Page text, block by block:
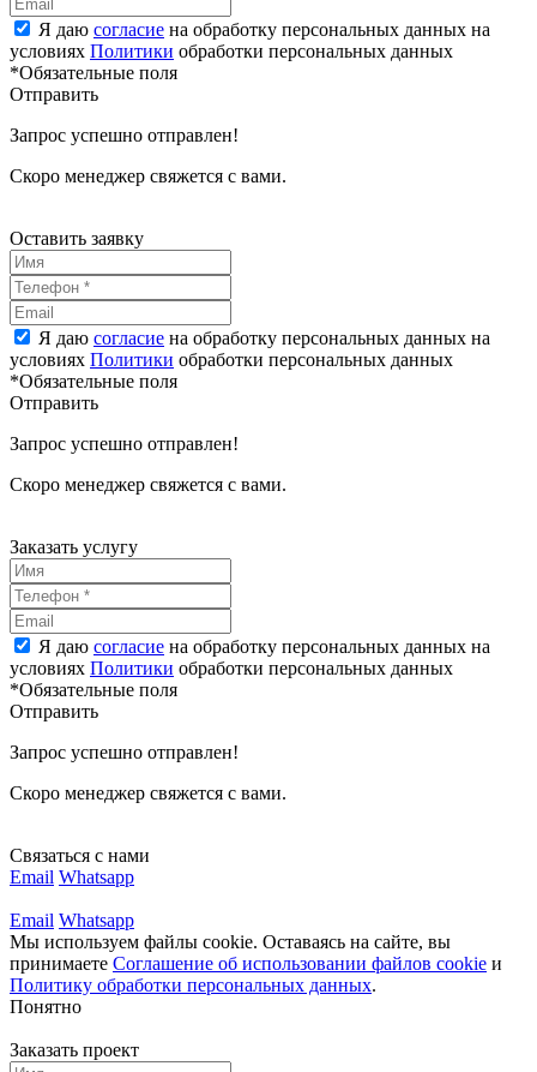
Я даю согласие на обработку персональных данных на
условиях Политики обработки персональных данных
*Обязательные поля
Отправить
Запрос успешно отправлен!
Скоро менеджер свяжется с вами.
Оставить заявку
Я даю согласие на обработку персональных данных на
условиях Политики обработки персональных данных
*Обязательные поля
Отправить
Запрос успешно отправлен!
Скоро менеджер свяжется с вами.
Заказать услугу
Я даю согласие на обработку персональных данных на
условиях Политики обработки персональных данных
*Обязательные поля
Отправить
Запрос успешно отправлен!
Скоро менеджер свяжется с вами.
Связаться с нами
Email Whatsapp
Email Whatsapp
Мы используем файлы cookie. Оставаясь на сайте, вы
принимаете Соглашение об использовании файлов cookie и
Политику обработки персональных данных.
Понятно
Заказать проект